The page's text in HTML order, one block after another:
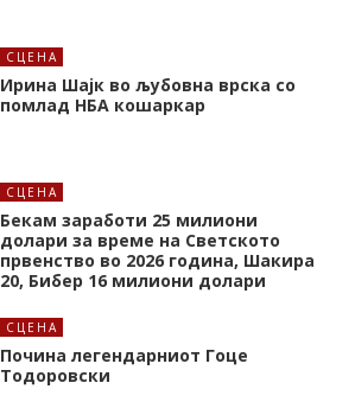
СЦЕНА
Ирина Шајк во љубовна врска со
помлад НБА кошаркар
СЦЕНА
Бекам заработи 25 милиони
долари за време на Светското
првенство во 2026 година, Шакира
20, Бибер 16 милиони долари
СЦЕНА
Почина легендарниот Гоце
Тодоровски